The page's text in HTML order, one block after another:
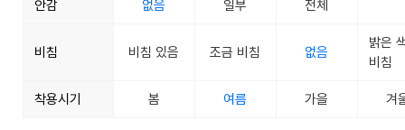
안감 없음 일부 전체
비침 비침 있음 조금 비침 없음
밝은
비침
착용시기 봄 여름 가을 겨